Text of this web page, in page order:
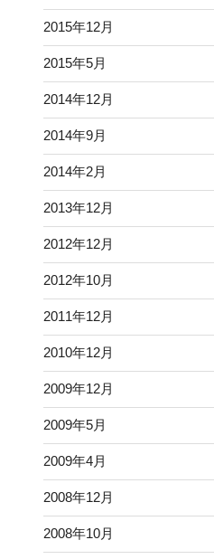
2015年12月
2015年5月
2014年12月
2014年9月
2014年2月
2013年12月
2012年12月
2012年10月
2011年12月
2010年12月
2009年12月
2009年5月
2009年4月
2008年12月
2008年10月